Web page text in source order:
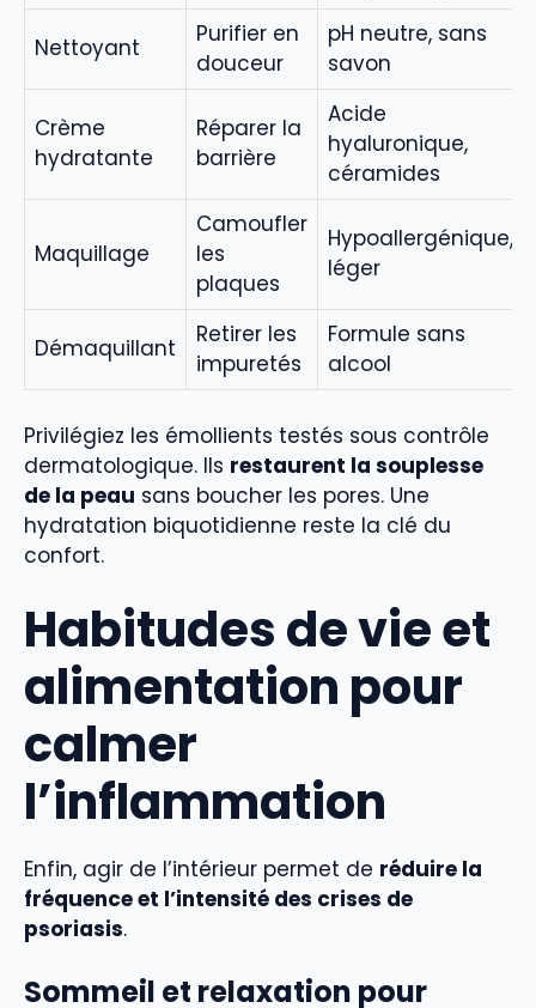
Nettoyant
Purifier en
douceur
pH neutre, sans
savon
Crème
hydratante
Réparer la
barrière
Acide
hyaluronique,
céramides
Maquillage
Camoufler
les
plaques
Hypoallergénique,
léger
Démaquillant
Retirer les
impuretés
Formule sans
alcool
Privilégiez les émollients testés sous contrôle
dermatologique. Ils restaurent la souplesse
de la peau sans boucher les pores. Une
hydratation biquotidienne reste la clé du
confort.
Habitudes de vie et
alimentation pour
calmer
l’inflammation
Enfin, agir de l’intérieur permet de réduire la
fréquence et l’intensité des crises de
psoriasis.
Sommeil et relaxation pour